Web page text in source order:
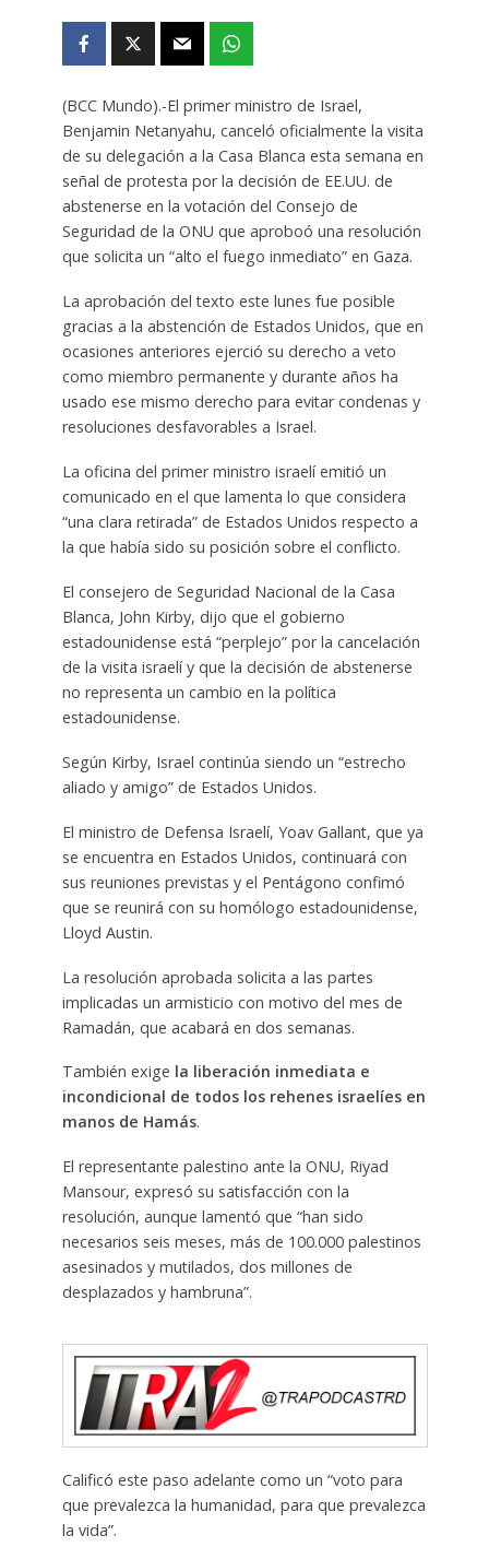
(BCC Mundo).-El primer ministro de Israel,
Benjamin Netanyahu, canceló oficialmente la visita
de su delegación a la Casa Blanca esta semana en
señal de protesta por la decisión de EE.UU. de
abstenerse en la votación del Consejo de
Seguridad de la ONU que aproboó una resolución
que solicita un “alto el fuego inmediato” en Gaza.
La aprobación del texto este lunes fue posible
gracias a la abstención de Estados Unidos, que en
ocasiones anteriores ejerció su derecho a veto
como miembro permanente y durante años ha
usado ese mismo derecho para evitar condenas y
resoluciones desfavorables a Israel.
La oficina del primer ministro israelí emitió un
comunicado en el que lamenta lo que considera
“una clara retirada” de Estados Unidos respecto a
la que había sido su posición sobre el conflicto.
El consejero de Seguridad Nacional de la Casa
Blanca, John Kirby, dijo que el gobierno
estadounidense está “perplejo” por la cancelación
de la visita israelí y que la decisión de abstenerse
no representa un cambio en la política
estadounidense.
Según Kirby, Israel continúa siendo un “estrecho
aliado y amigo” de Estados Unidos.
El ministro de Defensa Israelí, Yoav Gallant, que ya
se encuentra en Estados Unidos, continuará con
sus reuniones previstas y el Pentágono confimó
que se reunirá con su homólogo estadounidense,
Lloyd Austin.
La resolución aprobada solicita a las partes
implicadas un armisticio con motivo del mes de
Ramadán, que acabará en dos semanas.
También exige la liberación inmediata e
incondicional de todos los rehenes israelíes en
manos de Hamás.
El representante palestino ante la ONU, Riyad
Mansour, expresó su satisfacción con la
resolución, aunque lamentó que “han sido
necesarios seis meses, más de 100.000 palestinos
asesinados y mutilados, dos millones de
desplazados y hambruna”.
Calificó este paso adelante como un “voto para
que prevalezca la humanidad, para que prevalezca
la vida”.